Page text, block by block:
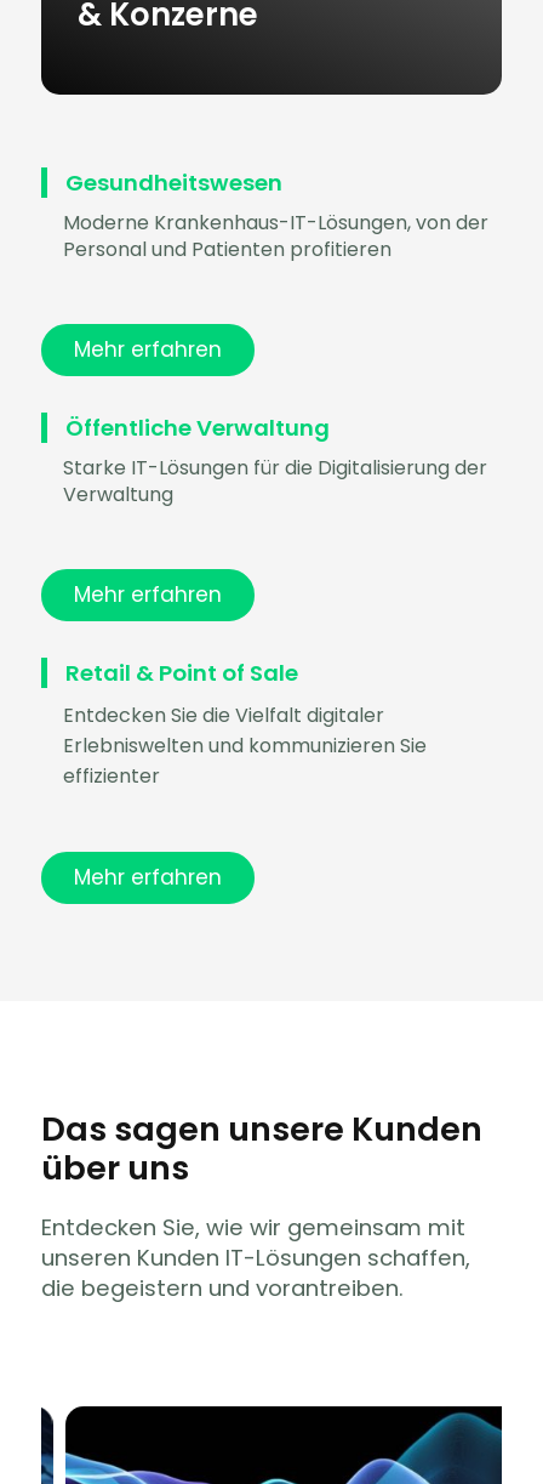
& Konzerne
Gesundheitswesen
Moderne Krankenhaus-IT-Lösungen, von der
Personal und Patienten profitieren
Mehr erfahren
Öffentliche Verwaltung
Starke IT-Lösungen für die Digitalisierung der
Verwaltung
Mehr erfahren
Retail & Point of Sale
Entdecken Sie die Vielfalt digitaler
Erlebniswelten und kommunizieren Sie
effizienter
Mehr erfahren
Das sagen unsere Kunden
über uns
Entdecken Sie, wie wir gemeinsam mit
unseren Kunden IT-Lösungen schaffen,
die begeistern und vorantreiben.